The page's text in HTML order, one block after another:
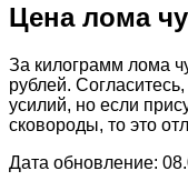
Цена лома
За килограмм лома
рублей.
усилий, но если
сковороды, то это
Дата обновление: